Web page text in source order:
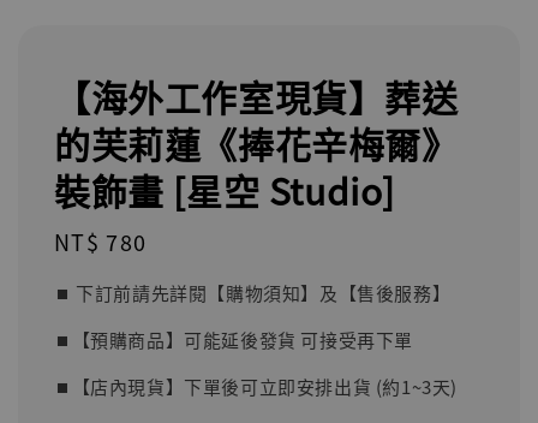
【海外工作室現貨】葬送
的芙莉蓮《捧花辛梅爾》
裝飾畫 [星空 Studio]
Regular
NT$ 780
⏹︎ 下訂前請先詳閱【購物須知】及【售後服務】
⏹︎【預購商品】可能延後發貨 可接受再下單
⏹︎【店內現貨】下單後可立即安排出貨 (約1~3天)